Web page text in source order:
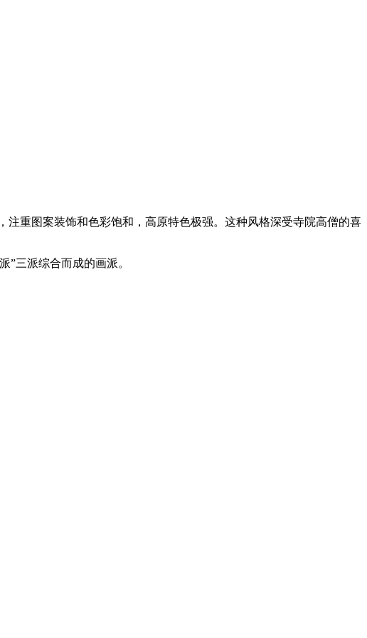
重图案装饰和色彩饱和，高原特色极强。这种风格深受寺院高僧的喜
”三派综合而成的画派。